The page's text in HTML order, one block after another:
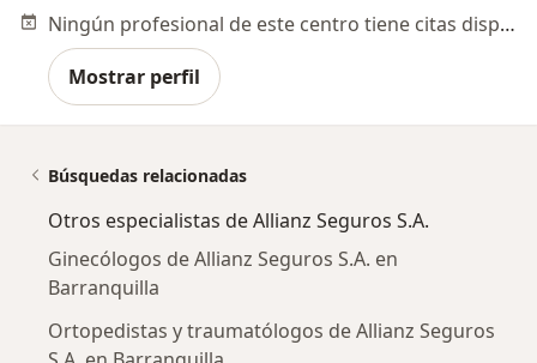
Ningún profesional de este centro tiene citas disponibles
Mostrar perfil
Búsquedas relacionadas
Otros especialistas de Allianz Seguros S.A.
Ginecólogos de Allianz Seguros S.A. en
Barranquilla
Ortopedistas y traumatólogos de Allianz Seguros